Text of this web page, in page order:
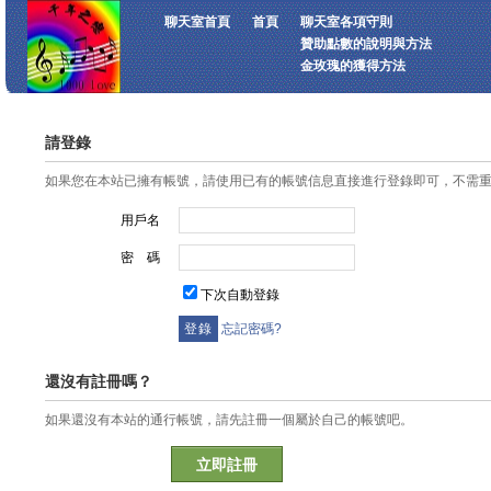
聊天室首頁 首頁
聊天室各項守則
贊助點數的說明與方法
金玫瑰的獲得方法
請登錄
如果您在本站已擁有帳號，請使用已有的帳號信息直接進行登錄即可，不需
用戶名
密 碼
下次自動登錄
忘記密碼?
還沒有註冊嗎？
如果還沒有本站的通行帳號，請先註冊一個屬於自己的帳號吧。
立即註冊